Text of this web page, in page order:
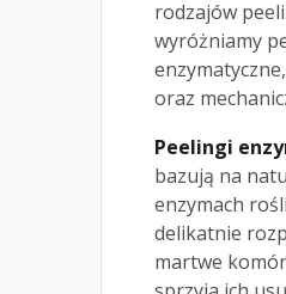
rodzajów
wyróżniamy
oraz
Peelingi
bazują na
enzymach
delikatnie
martwe